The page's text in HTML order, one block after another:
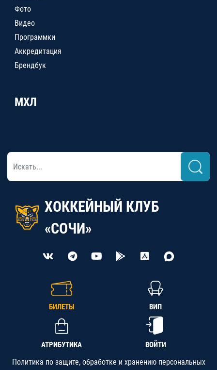
Фото
Видео
Программки
Аккредитация
Брендбук
МХЛ
ХОККЕЙНЫЙ КЛУБ
«СОЧИ»
БИЛЕТЫ ВИП
АТРИБУТИКА ВОЙТИ
Политика по защите, обработке и хранению персональных